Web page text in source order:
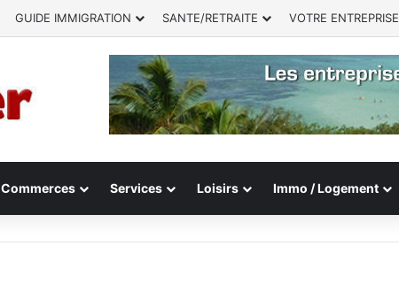
GUIDE IMMIGRATION SANTE/RETRAITE VOTRE ENTREPRISE
Commerces Services Loisirs Immo / Logement